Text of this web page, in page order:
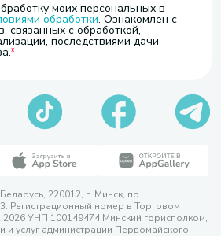
моих персональных в
обработки. Ознакомлен с
связанных с обработкой,
последствиями дачи
220012, г. Минск, пр.
Регистрационный номер в Торговом
УНП 100149474 Минский горисполком,
и услуг администрации Первомайского